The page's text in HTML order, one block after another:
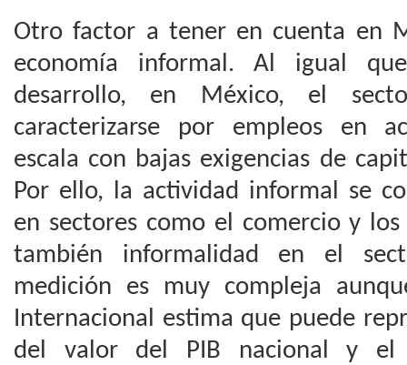
Otro factor a tener en cuenta en
economía informal. Al igual
desarrollo, en México, el
caracterizarse por empleos en
escala con bajas exigencias de
Por ello, la actividad informal se
en sectores como el comercio y
también informalidad en el
medición es muy compleja
Internacional estima que puede
del valor del PIB nacional y el